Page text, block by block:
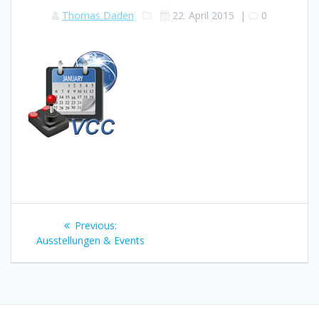
Thomas Daden 22. April 2015 | 0
Beitragsnavigation
Previous:Previous
post:
Ausstellungen & Events